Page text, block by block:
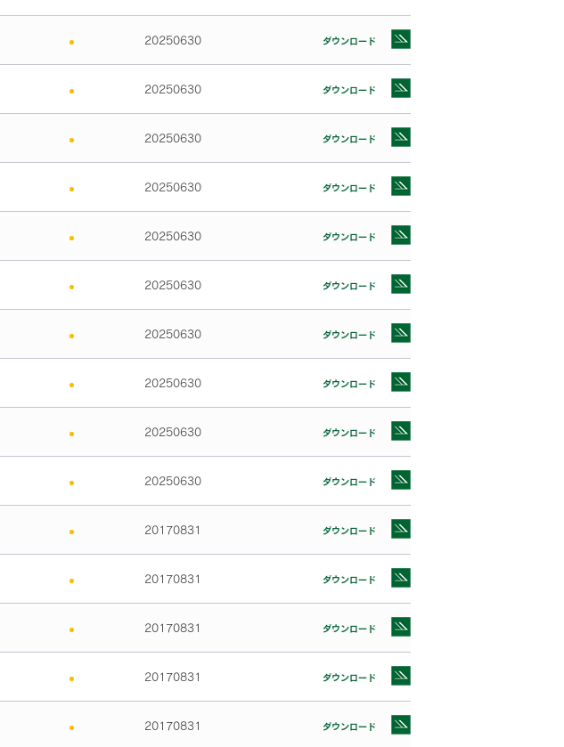
20250630 ダウンロード
20250630 ダウンロード
20250630 ダウンロード
20250630 ダウンロード
20250630 ダウンロード
20250630 ダウンロード
20250630 ダウンロード
20250630 ダウンロード
20250630 ダウンロード
20250630 ダウンロード
20170831 ダウンロード
20170831 ダウンロード
20170831 ダウンロード
20170831 ダウンロード
20170831 ダウンロード